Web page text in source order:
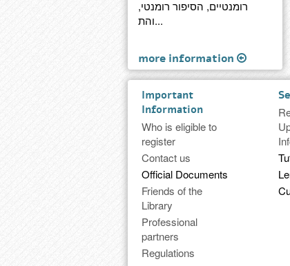
רומנטיים, הסיפור רומנטי,
והת...
more information
Important
Information
Who is eligible to
register
Contact us
Official Documents
Friends of the
Library
Professional
partners
Regulations